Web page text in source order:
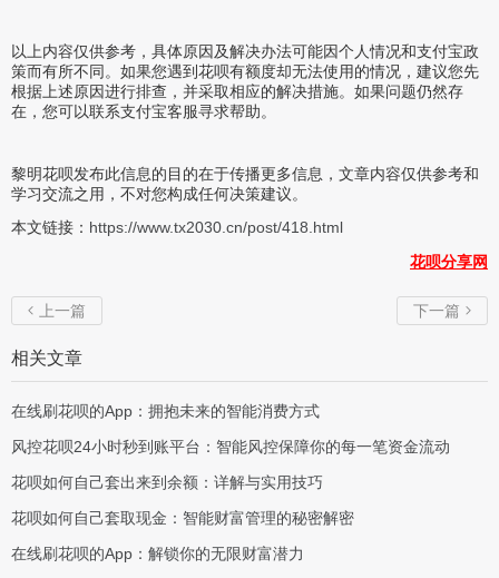
以上内容仅供参考，具体原因及解决办法可能因个人情况和支付宝政
策而有所不同。如果您遇到花呗有额度却无法使用的情况，建议您先
根据上述原因进行排查，并采取相应的解决措施。如果问题仍然存
在，您可以联系支付宝客服寻求帮助。
黎明花呗发布此信息的目的在于传播更多信息，文章内容仅供参考和
学习交流之用，不对您构成任何决策建议。
本文链接： https://www.tx2030.cn/post/418.html
花呗分享网
 上一篇 下一篇 
相关文章
在线刷花呗的App：拥抱未来的智能消费方式
风控花呗24小时秒到账平台：智能风控保障你的每一笔资金流动
花呗如何自己套出来到余额：详解与实用技巧
花呗如何自己套取现金：智能财富管理的秘密解密
在线刷花呗的App：解锁你的无限财富潜力